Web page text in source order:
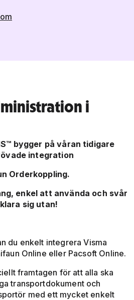
i
bygger på våran tidigare
integration
Orderkoppling.
enkel att använda och svår
sig utan!
du enkelt integrera Visma
Online eller Pacsoft Online.
framtagen för att alla ska
transportdokument och
med ett mycket enkelt